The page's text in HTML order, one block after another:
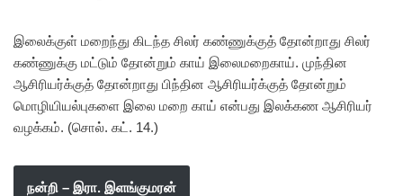
இலைக்குள் மறைந்து கிடந்த சிலர் கண்ணுக்குத் தோன்றாது சிலர்
கண்ணுக்கு மட்டும் தோன்றும் காய் இலைமறைகாய். முந்தின
ஆசிரியர்க்குத் தோன்றாது பிந்தின ஆசிரியர்க்குத் தோன்றும்
மொழியியல்புகளை இலை மறை காய் என்பது இலக்கண ஆசிரியர்
வழக்கம். (சொல். கட். 14.)
நன்றி – இரா. இளங்குமரன்